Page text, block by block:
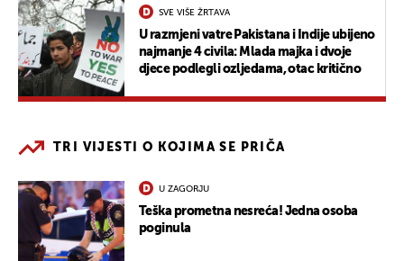
SVE VIŠE ŽRTAVA
U razmjeni vatre Pakistana i Indije ubijeno
najmanje 4 civila: Mlada majka i dvoje
djece podlegli ozljedama, otac kritično
TRI VIJESTI O KOJIMA SE PRIČA
U ZAGORJU
Teška prometna nesreća! Jedna osoba
poginula